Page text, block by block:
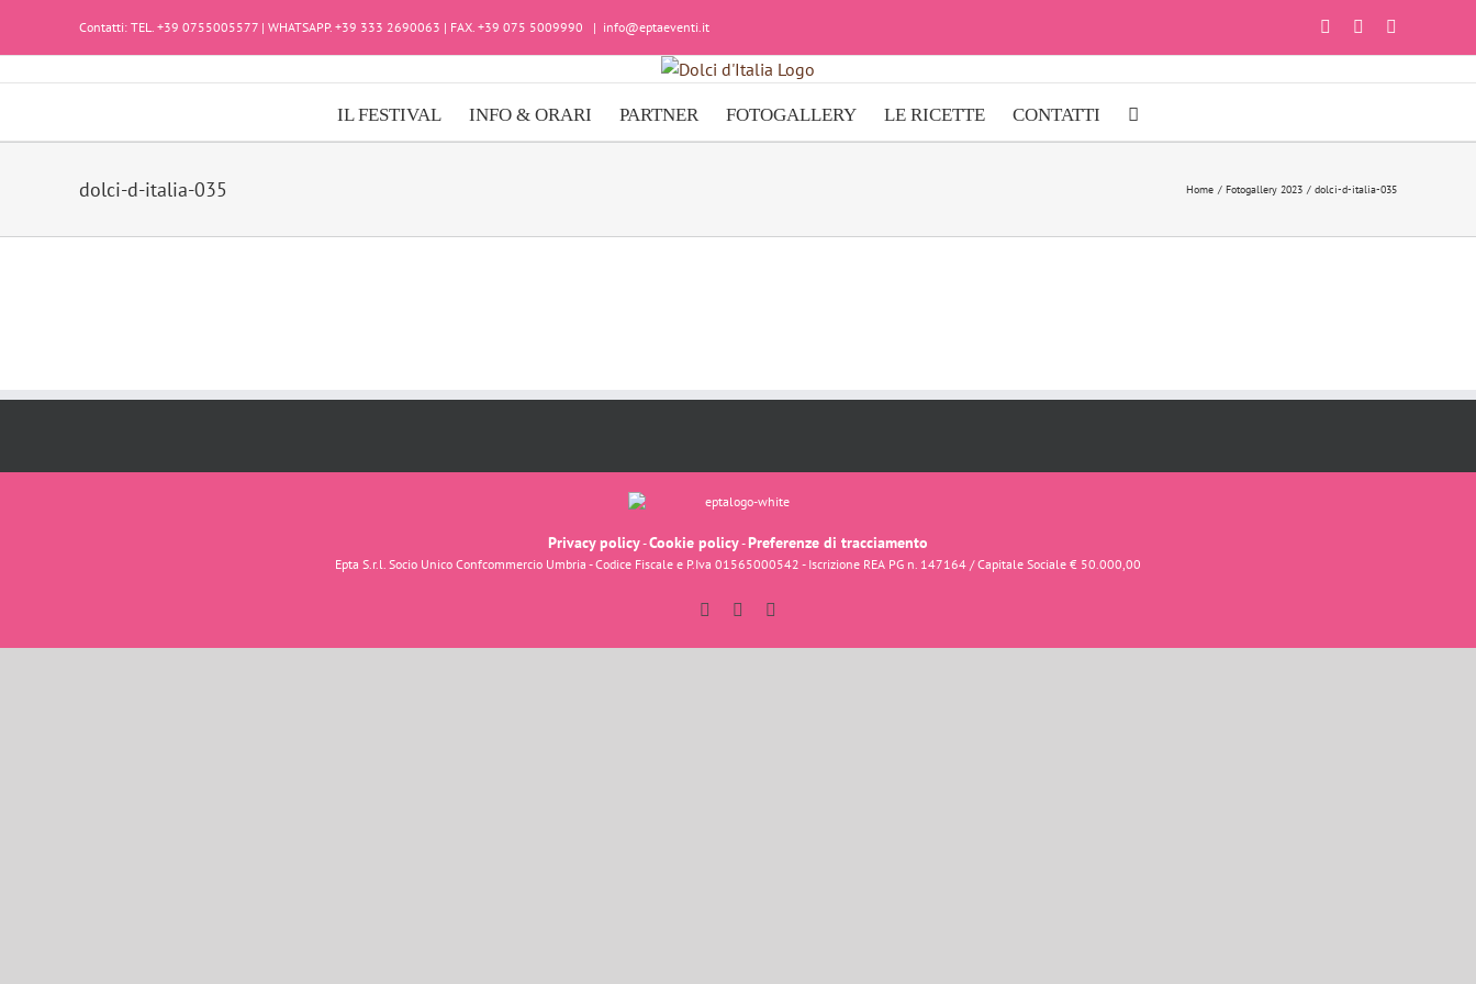
Contatti: TEL. +39 0755005577 | WHATSAPP. +39 333 2690063 | FAX. +39 075 5009990 | info@eptaeventi.it FacebookInstagram
IL FESTIVAL INFO & ORARI PARTNER FOTOGALLERY LE RICETTE CONTATTI
dolci-d-italia-035 Home Fotogallery 2023 dolci-d-italia-035
Privacy policy-Cookie policy-Preferenze di tracciamento
Epta S.r.l. Socio Unico Confcommercio Umbria - Codice Fiscale e P.Iva 01565000542 - Iscrizione REA PG n. 147164 / Capitale Sociale € 50.000,00
FacebookInstagram